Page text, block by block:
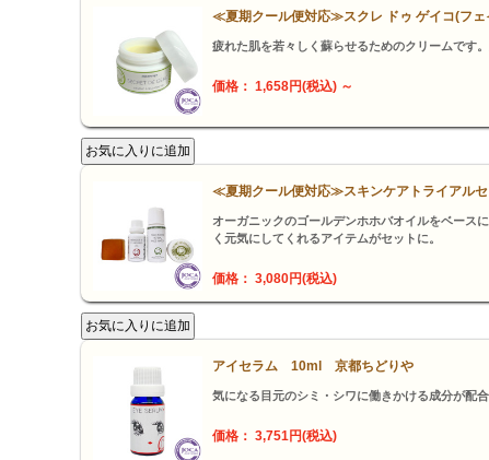
≪夏期クール便対応≫スクレ ドゥ ゲイコ(フ
疲れた肌を若々しく蘇らせるためのクリームです
価格： 1,658円(税込) ～
≪夏期クール便対応≫スキンケアトライアル
オーガニックのゴールデンホホバオイルをベース
く元気にしてくれるアイテムがセットに。
価格： 3,080円(税込)
アイセラム 10ml 京都ちどりや
気になる目元のシミ・シワに働きかける成分が配
価格： 3,751円(税込)